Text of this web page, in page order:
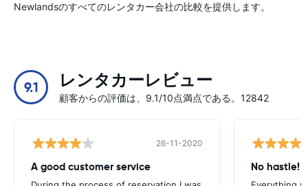
Newlandsのすべてのレンタカー会社の比較を提供します。
9.1 レンタカーレビュー
顧客からの評価は、9.1/10点満点である。12842
26-11-2020
A good customer service No hastle!